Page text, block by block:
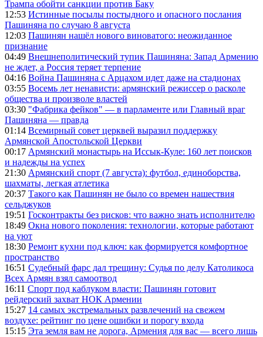
Трампа обойти санкции против Баку
12:53 Истинные посылы постыдного и опасного послания
Пашиняна по случаю 8 августа
12:03 Пашинян нашёл нового виноватого: неожиданное
признание
04:49 Внешнеполитический тупик Пашиняна: Запад Армению
не ждет, а Россия теряет терпение
04:16 Война Пашиняна с Арцахом идет даже на стадионах
03:55 Восемь лет ненависти: армянский режиссер о расколе
общества и произволе властей
03:30 "Фабрика фейков" — в парламенте или Главный враг
Пашиняна — правда
01:14 Всемирный совет церквей выразил поддержку
Армянской Апостольской Церкви
00:17 Армянский монастырь на Иссык-Куле: 160 лет поисков
и надежды на успех
21:30 Армянский спорт (7 августа): футбол, единоборства,
шахматы, легкая атлетика
20:37 Такого как Пашинян не было со времен нашествия
сельджуков
19:51 Госконтракты без рисков: что важно знать исполнителю
18:49 Окна нового поколения: технологии, которые работают
на уют
18:30 Ремонт кухни под ключ: как формируется комфортное
пространство
16:51 Судебный фарс дал трещину: Судья по делу Католикоса
Всех Армян взял самоотвод
16:11 Спорт под каблуком власти: Пашинян готовит
рейдерский захват НОК Армении
15:27 14 самых экстремальных развлечений на свежем
воздухе: рейтинг по цене ошибки и порогу входа
15:15 Эта земля вам не дорога, Армения для вас — всего лишь